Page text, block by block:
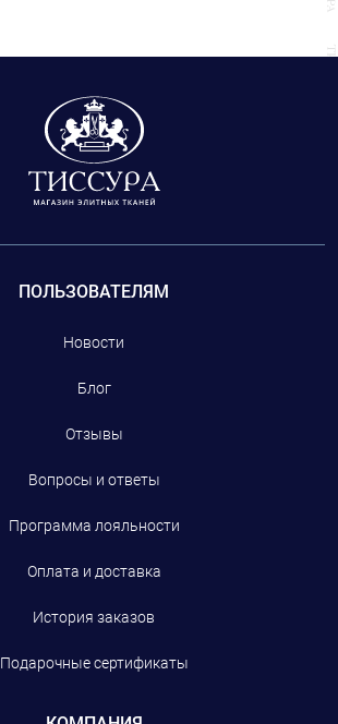
ПОЛЬЗОВАТЕЛЯМ
Новости
Блог
Отзывы
Вопросы и ответы
Программа лояльности
Оплата и доставка
История заказов
Подарочные сертификаты